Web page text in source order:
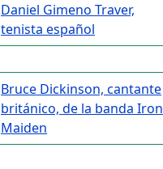
Daniel Gimeno Traver,
tenista español
Bruce Dickinson, cantante
británico, de la banda Iron
Maiden